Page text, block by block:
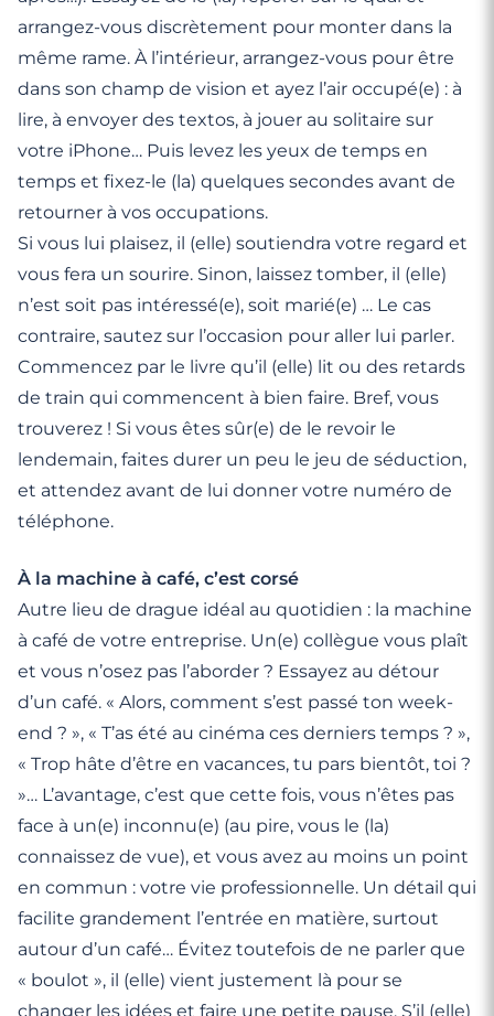
arrangez-vous discrètement pour monter dans la
même rame. À l’intérieur, arrangez-vous pour être
dans son champ de vision et ayez l’air occupé(e) : à
lire, à envoyer des textos, à jouer au solitaire sur
votre iPhone… Puis levez les yeux de temps en
temps et fixez-le (la) quelques secondes avant de
retourner à vos occupations.
Si vous lui plaisez, il (elle) soutiendra votre regard et
vous fera un sourire. Sinon, laissez tomber, il (elle)
n’est soit pas intéressé(e), soit marié(e) … Le cas
contraire, sautez sur l’occasion pour aller lui parler.
Commencez par le livre qu’il (elle) lit ou des retards
de train qui commencent à bien faire. Bref, vous
trouverez ! Si vous êtes sûr(e) de le revoir le
lendemain, faites durer un peu le jeu de séduction,
et attendez avant de lui donner votre numéro de
téléphone.
À la machine à café, c’est corsé
Autre lieu de drague idéal au quotidien : la machine
à café de votre entreprise. Un(e) collègue vous plaît
et vous n’osez pas l’aborder ? Essayez au détour
d’un café. « Alors, comment s’est passé ton week-
end ? », « T’as été au cinéma ces derniers temps ? »,
« Trop hâte d’être en vacances, tu pars bientôt, toi ?
»… L’avantage, c’est que cette fois, vous n’êtes pas
face à un(e) inconnu(e) (au pire, vous le (la)
connaissez de vue), et vous avez au moins un point
en commun : votre vie professionnelle. Un détail qui
facilite grandement l’entrée en matière, surtout
autour d’un café… Évitez toutefois de ne parler que
« boulot », il (elle) vient justement là pour se
changer les idées et faire une petite pause. S’il (elle)